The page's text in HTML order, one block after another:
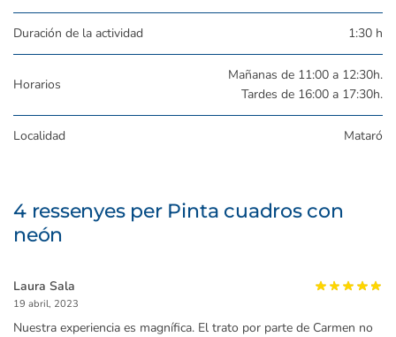
Duración de la actividad 1:30 h
Horarios
Mañanas de 11:00 a 12:30h.
Tardes de 16:00 a 17:30h.
Localidad Mataró
4 ressenyes per Pinta cuadros con
neón
Laura Sala
19 abril, 2023
Nuestra experiencia es magnífica. El trato por parte de Carmen no